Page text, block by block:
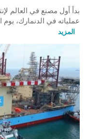
بدأ أول مصنع في العالم
عملياته في الدنمارك، يوم الثلاثاء (13 مايو/
المزيد